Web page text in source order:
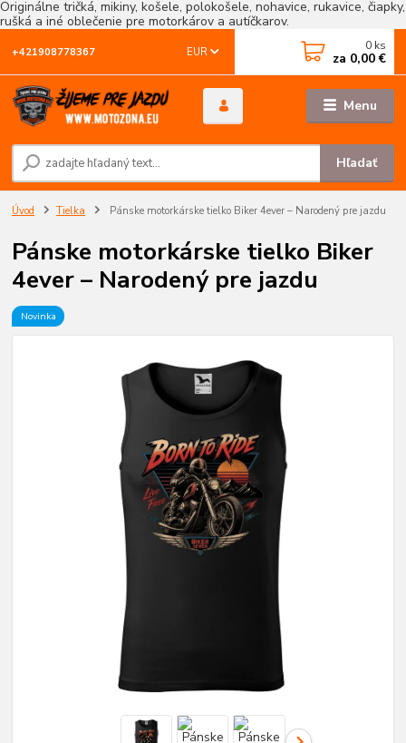
Originálne tričká, mikiny, košele, polokošele, nohavice, rukavice, čiapky,
rušká a iné oblečenie pre motorkárov a autíčkarov.
Menu
EUR
Hľadať
+421908778367 0 ks
za 0,00 €
Úvod Tielka Pánske motorkárske tielko Biker 4ever – Narodený pre jazdu
Pánske motorkárske tielko Biker
4ever – Narodený pre jazdu
Novinka